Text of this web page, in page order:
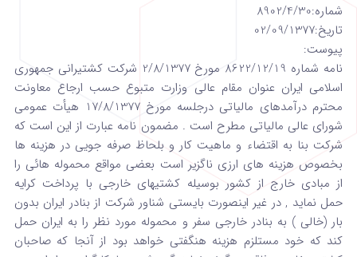
شماره:8902/4/30
تاریخ:02/09/1377
پیوست:
نامه شماره 8622/12/19 مورخ 2/8/1377 شرکت کشتیرانی جمهوری
اسلامی ایران عنوان مقام عالی وزارت متبوع حسب ارجاع معاونت
محترم درآمدهای مالیاتی درجلسه مورخ 17/8/1377 هیأت عمومی
شورای عالی مالیاتی مطرح است . مضمون نامه عبارت از این است که
شرکت بنا به اقتضاء و ماهیت کار و بلحاظ صرفه جویی در هزینه ها
بخصوص هزینه های ارزی ناگزیر است بعضی مواقع محموله هائی را
از مبادی خارج از کشور بوسیله کشتیهای خارجی با پرداخت کرایه
حمل نماید , در غیر اینصورت بایستی شناور شرکت از بنادر ایران بدون
بار (خالی ) به بنادر خارجی سفر و محموله مورد نظر را به ایران حمل
کند که خود مستلزم هزینه هنگفتی خواهد بود از آنجا که صاحبان